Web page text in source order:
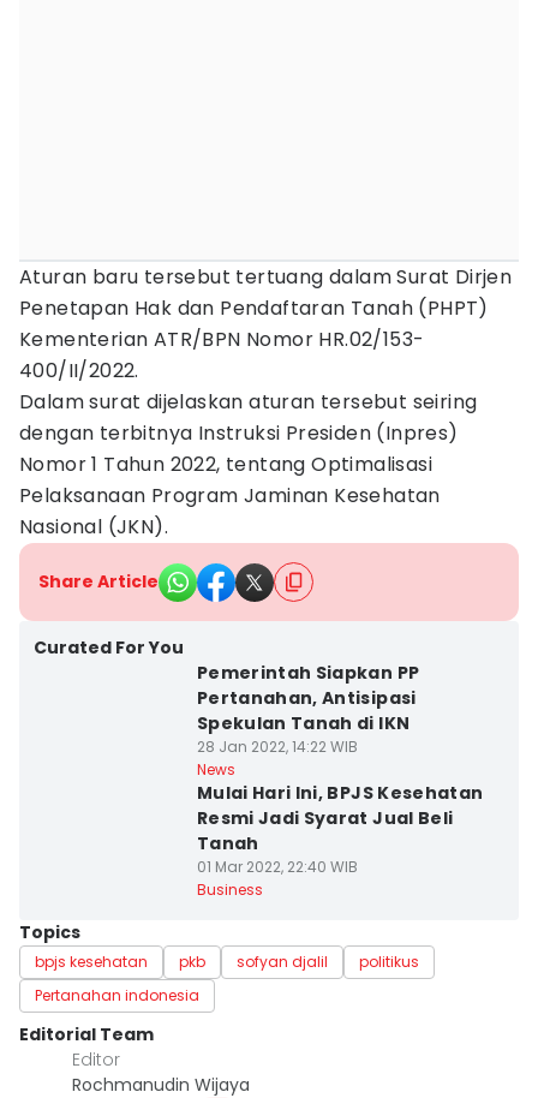
Aturan baru tersebut tertuang dalam Surat Dirjen
Penetapan Hak dan Pendaftaran Tanah (PHPT)
Kementerian ATR/BPN Nomor HR.02/153-
400/II/2022.
Dalam surat dijelaskan aturan tersebut seiring
dengan terbitnya Instruksi Presiden (Inpres)
Nomor 1 Tahun 2022, tentang Optimalisasi
Pelaksanaan Program Jaminan Kesehatan
Nasional (JKN).
Share Article
Curated For You
Pemerintah Siapkan PP
Pertanahan, Antisipasi
Spekulan Tanah di IKN
28 Jan 2022, 14:22 WIB
News
Mulai Hari Ini, BPJS Kesehatan
Resmi Jadi Syarat Jual Beli
Tanah
01 Mar 2022, 22:40 WIB
Business
Topics
bpjs kesehatan pkb sofyan djalil
politikus
Pertanahan indonesia
Editorial Team
Editor
Rochmanudin Wijaya